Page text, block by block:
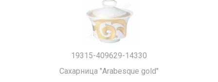
19315-409629-14330
Сахарница "Arabesque gold"